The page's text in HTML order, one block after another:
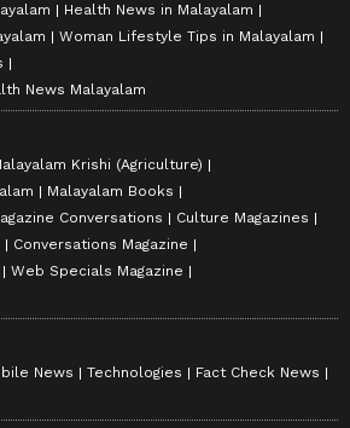
Health News in Malayalam
Woman Lifestyle Tips in Malayalam
News Malayalam
Krishi (Agriculture)
Malayalam Books
Conversations
Culture Magazines
Conversations Magazine
Web Specials Magazine
News Technologies
Fact Check News